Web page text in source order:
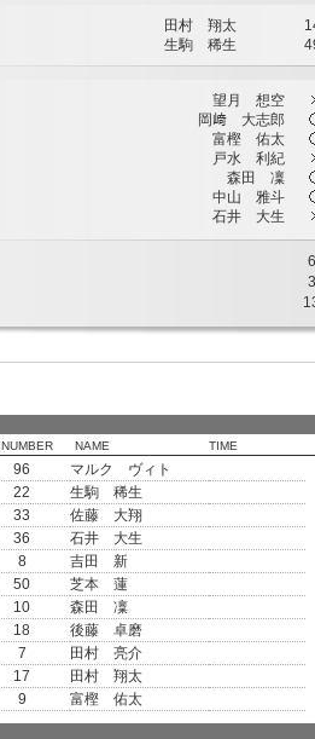
田村 翔太
生駒 稀生
望月 想空
岡﨑 大志郎
富樫 佑太
戸水 利紀
森田 凜
中山 雅斗
石井 大生
6
3
NUMBER NAME TIME
96
マルク ヴィト
22
生駒 稀生
33
佐藤 大翔
36
石井 大生
8
吉田 新
50
芝本 蓮
10
森田 凜
18
後藤 卓磨
7
田村 亮介
17
田村 翔太
9
富樫 佑太